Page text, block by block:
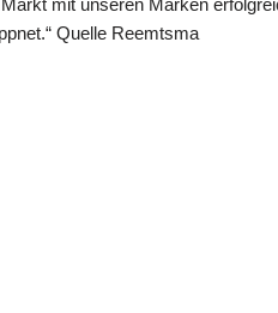
mit unseren Marken
Quelle Reemtsma